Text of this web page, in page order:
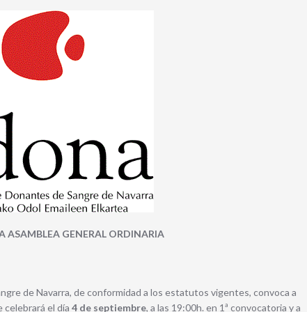
ASAMBLEA GENERAL ORDINARIA
de Navarra, de conformidad a los estatutos vigentes, convoca a
celebrará el día 4 de septiembre, a las 19:00h. en 1ª convocatoria y a